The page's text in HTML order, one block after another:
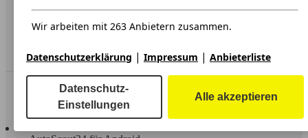
Service
In Verbindung bleiben
Wir arbeiten mit 263 Anbietern zusammen.
Datenschutzerklärung | Impressum | Anbieterliste
Datenschutz-
Einstellungen
Alle akzeptieren